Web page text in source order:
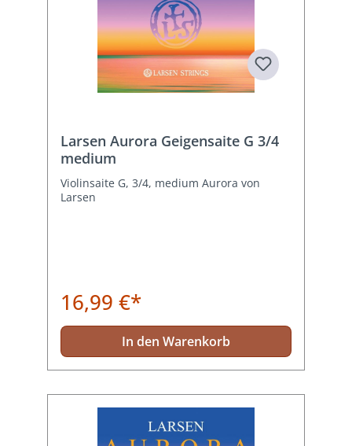
Larsen Aurora Geigensaite G 3/4
medium
Violinsaite G, 3/4, medium Aurora von
Larsen
16,99 €*
In den Warenkorb